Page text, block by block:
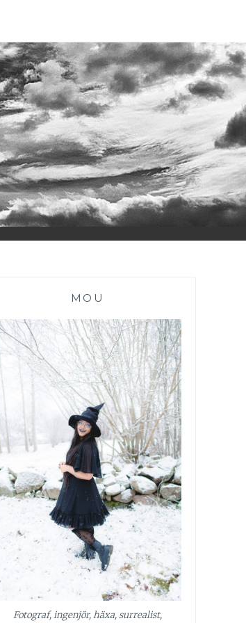
MOU
Fotograf, ingenjör, häxa, surrealist,